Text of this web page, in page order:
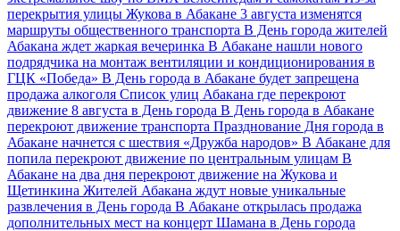
перекрытия улицы Жукова в Абакане 3 августа изменятся
маршруты общественного транспорта В День города жителей
Абакана ждет жаркая вечеринка В Абакане нашли нового
подрядчика на монтаж вентиляции и кондиционирования в
ГЦК «Победа» В День города в Абакане будет запрещена
продажа алкоголя Список улиц Абакана где перекроют
движение 8 августа в День города В День города в Абакане
перекроют движение транспорта Празднование Дня города в
Абакане начнется с шествия «Дружба народов» В Абакане для
попила перекроют движение по центральным улицам В
Абакане на два дня перекроют движение на Жукова и
Щетинкина Жителей Абакана ждут новые уникальные
развлечения в День города В Абакане открылась продажа
дополнительных мест на концерт Шамана в День города